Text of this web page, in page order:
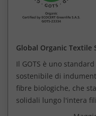
Global Organic Textile
Il GOTS è uno
sostenibile di
fibre biologiche, che
solidali lungo l'intera